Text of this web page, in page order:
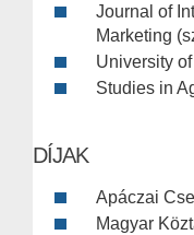
Journal of
Marketing
University
Studies in
DÍJAK
Apáczai
Magyar